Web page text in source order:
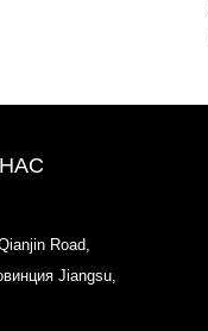
Road,
Jiangsu,